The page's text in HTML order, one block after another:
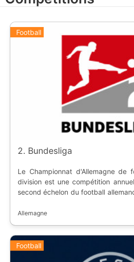
Football
2. Bundesliga
Le Championnat d'Allemagne de
division est une compétition
second échelon du football
monter en
alors que les dernières descendent
Allemagne
Football